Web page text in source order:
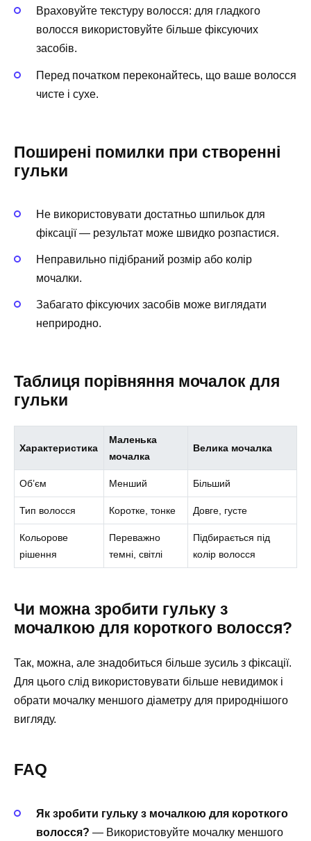
Враховуйте текстуру волосся: для гладкого
волосся використовуйте більше фіксуючих
засобів.
Перед початком переконайтесь, що ваше волосся
чисте і сухе.
Поширені помилки при створенні
гульки
Не використовувати достатньо шпильок для
фіксації — результат може швидко розпастися.
Неправильно підібраний розмір або колір
мочалки.
Забагато фіксуючих засобів може виглядати
неприродно.
Таблиця порівняння мочалок для
гульки
Характеристика
Маленька
мочалка
Велика мочалка
Об’єм Менший Більший
Тип волосся Коротке, тонке Довге, густе
Кольорове
рішення
Переважно
темні, світлі
Підбирається під
колір волосся
Чи можна зробити гульку з
мочалкою для короткого волосся?
Так, можна, але знадобиться більше зусиль з фіксації.
Для цього слід використовувати більше невидимок і
обрати мочалку меншого діаметру для природнішого
вигляду.
FAQ
Як зробити гульку з мочалкою для короткого
волосся? — Використовуйте мочалку меншого